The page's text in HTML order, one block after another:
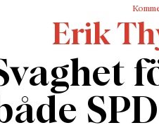
Erik